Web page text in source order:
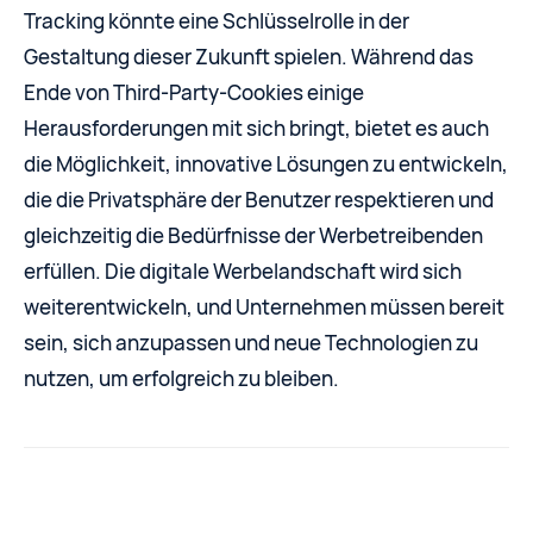
Tracking könnte eine Schlüsselrolle in der
Gestaltung dieser Zukunft spielen. Während das
Ende von Third-Party-Cookies einige
Herausforderungen mit sich bringt, bietet es auch
die Möglichkeit, innovative Lösungen zu entwickeln,
die die Privatsphäre der Benutzer respektieren und
gleichzeitig die Bedürfnisse der Werbetreibenden
erfüllen. Die digitale Werbelandschaft wird sich
weiterentwickeln, und Unternehmen müssen bereit
sein, sich anzupassen und neue Technologien zu
nutzen, um erfolgreich zu bleiben.